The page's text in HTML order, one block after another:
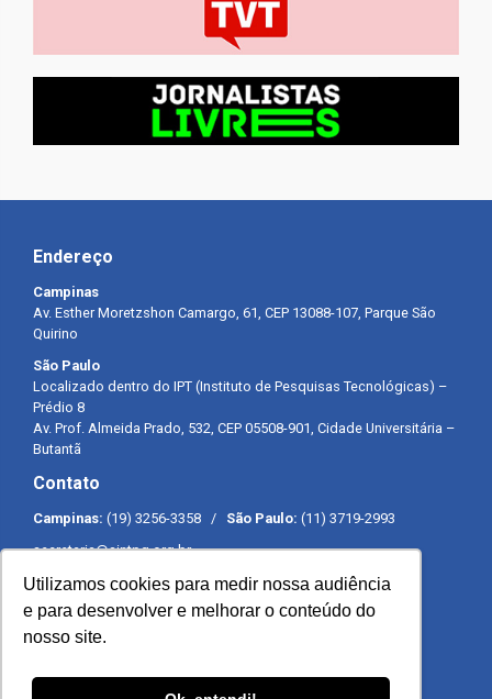
Utilizamos cookies para medir nossa audiência
e para desenvolver e melhorar o conteúdo do
nosso site.
Endereço
Campinas
Av. Esther Moretzshon Camargo, 61, CEP 13088-107, Parque São
Quirino
São Paulo
Localizado dentro do IPT (Instituto de Pesquisas Tecnológicas) –
Prédio 8
Av. Prof. Almeida Prado, 532, CEP 05508-901, Cidade Universitária –
Butantã
Contato
Campinas: (19) 3256-3358 / São Paulo: (11) 3719-2993
secretaria@sintpq.org.br
Expediente
Segunda a sexta-feira das 8h às 17h